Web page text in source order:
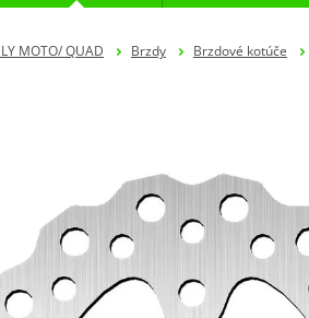
MOTO/ QUAD Brzdy Brzdové kotúče